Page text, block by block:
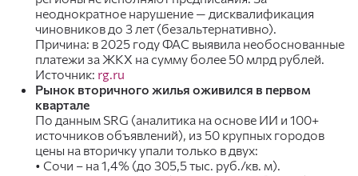
неоднократное нарушение — дисквалификация
чиновников до 3 лет (безальтернативно).
Причина: в 2025 году ФАС выявила необоснованные
платежи за ЖКХ на сумму более 50 млрд рублей.
Источник: rg.ru
Рынок вторичного жилья оживился в первом
квартале
По данным SRG (аналитика на основе ИИ и 100+
источников объявлений), из 50 крупных городов
цены на вторичку упали только в двух:
• Сочи – на 1,4% (до 305,5 тыс. руб./кв. м).